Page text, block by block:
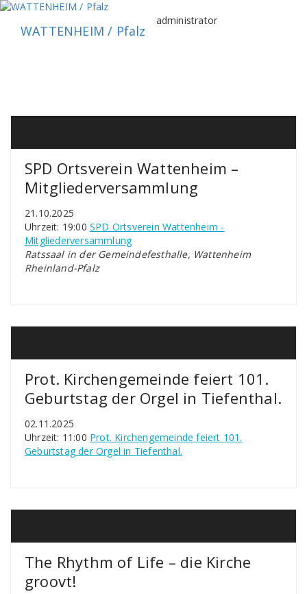
Zum
springenWATTENHEIM / Pfalz
administrator
SPD Ortsverein Wattenheim –
Mitgliederversammlung
21.10.2025
Uhrzeit: 19:00 SPD Ortsverein Wattenheim -
Mitgliederversammlung
Ratssaal in der Gemeindefesthalle, Wattenheim
Rheinland-Pfalz
Prot. Kirchengemeinde feiert 101.
Geburtstag der Orgel in Tiefenthal.
02.11.2025
Uhrzeit: 11:00 Prot. Kirchengemeinde feiert 101.
Geburtstag der Orgel in Tiefenthal.
The Rhythm of Life – die Kirche
groovt!